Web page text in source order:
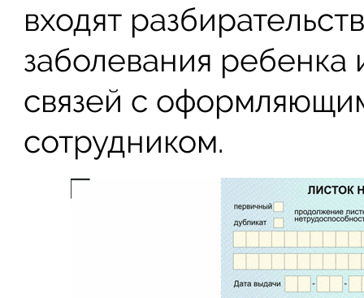
входят
заболевания ребенка
связей с
сотрудником.